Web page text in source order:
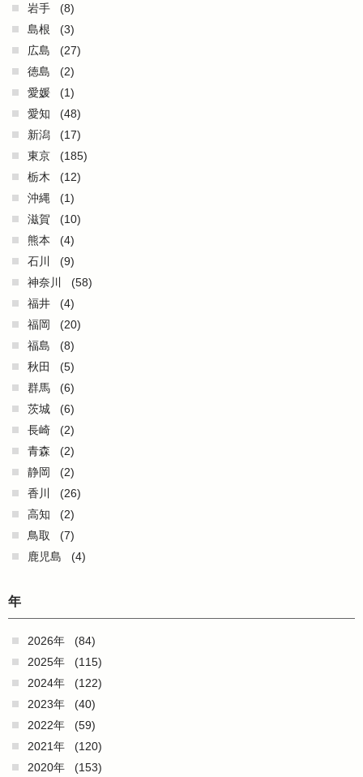
岩手
(8)
島根
(3)
広島
(27)
徳島
(2)
愛媛
(1)
愛知
(48)
新潟
(17)
東京
(185)
栃木
(12)
沖縄
(1)
滋賀
(10)
熊本
(4)
石川
(9)
神奈川
(58)
福井
(4)
福岡
(20)
福島
(8)
秋田
(5)
群馬
(6)
茨城
(6)
長崎
(2)
青森
(2)
静岡
(2)
香川
(26)
高知
(2)
鳥取
(7)
鹿児島
(4)
年
2026年
(84)
2025年
(115)
2024年
(122)
2023年
(40)
2022年
(59)
2021年
(120)
2020年
(153)